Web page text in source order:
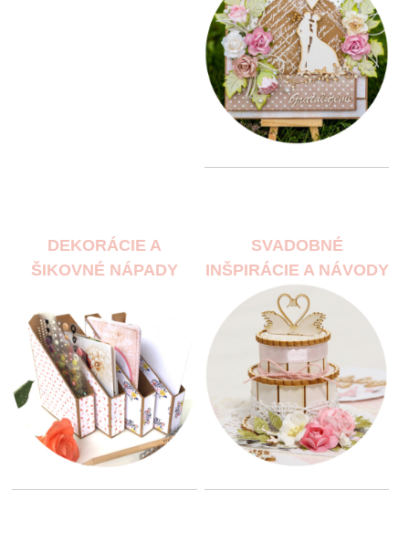
DEKORÁCIE A
ŠIKOVNÉ NÁPADY
SVADOBNÉ
INŠPIRÁCIE A NÁVODY